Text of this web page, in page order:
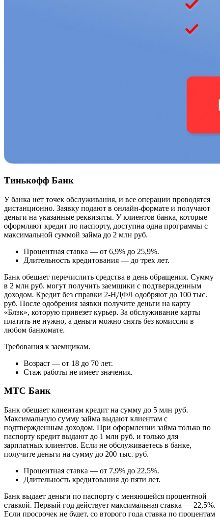
Тинькофф Банк
У банка нет точек обслуживания, и все операции проводятся
дистанционно. Заявку подают в онлайн-формате и получают
деньги на указанные реквизиты. У клиентов банка, которые
оформляют кредит по паспорту, доступна одна программы с
максимальной суммой займа до 2 млн руб.
Процентная ставка — от 6,9% до 25,9%.
Длительность кредитования — до трех лет.
Банк обещает перечислить средства в день обращения. Сумму
в 2 млн руб. могут получить заемщики с подтвержденным
доходом. Кредит без справки 2-НДФЛ одобряют до 100 тыс.
руб. После одобрения заявки получите деньги на карту
«Блэк», которую привезет курьер. За обслуживание карты
платить не нужно, а деньги можно снять без комиссии в
любом банкомате.
Требования к заемщикам.
Возраст — от 18 до 70 лет.
Стаж работы не имеет значения.
МТС Банк
Банк обещает клиентам кредит на сумму до 5 млн руб.
Максимальную сумму займа выдают клиентам с
подтвержденным доходом. При оформлении займа только по
паспорту кредит выдают до 1 млн руб. и только для
зарплатных клиентов. Если не обслуживаетесь в банке,
получите деньги на сумму до 200 тыс. руб.
Процентная ставка — от 7,9% до 22,5%.
Длительность кредитования до пяти лет.
Банк выдает деньги по паспорту с меняющейся процентной
ставкой. Первый год действует максимальная ставка — 22,5%.
Если просрочек не будет, со второго года ставка по процентам